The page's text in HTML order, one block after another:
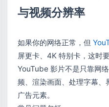
与视频分辨率
如果你的网络正常，但
屏更卡、4K 特别卡，这时
YouTube 影片不是只靠网
频、渲染画面、处理字幕、
广告元素。